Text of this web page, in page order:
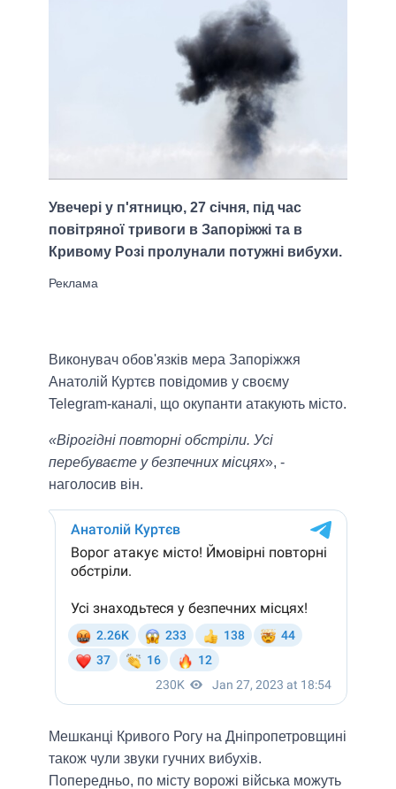
Увечері у п'ятницю, 27 січня, під час
повітряної тривоги в Запоріжжі та в
Кривому Розі пролунали потужні вибухи.
Виконувач обов'язків мера Запоріжжя
Анатолій Куртєв повідомив у своєму
Telegram-каналі, що окупанти атакують місто.
«Вірогідні повторні обстріли. Усі
перебуваєте у безпечних місцях», -
наголосив він.
Мешканці Кривого Рогу на Дніпропетровщині
також чули звуки гучних вибухів.
Попередньо, по місту ворожі війська можуть